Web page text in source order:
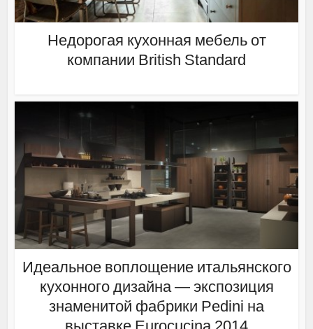
Недорогая кухонная мебель от
компании British Standard
Идеальное воплощение итальянского
кухонного дизайна — экспозиция
знаменитой фабрики Pedini на